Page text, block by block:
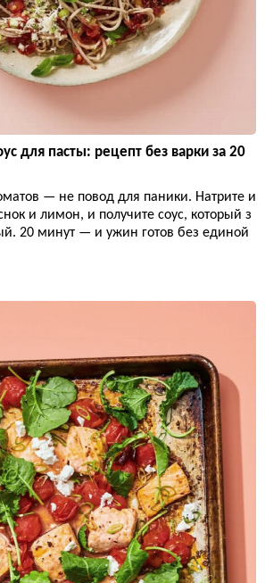
для пасты: рецепт без варки за 20
— не повод для паники. Натрите и
и лимон, и получите соус, который з
20 минут — и ужин готов без единой